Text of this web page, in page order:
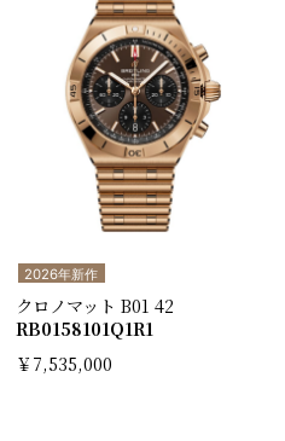
2026年新作
クロノマット B01 42
RB0158101Q1R1
￥7,535,000